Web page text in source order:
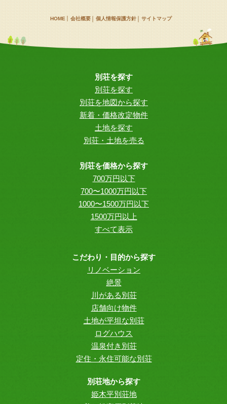
HOME 会社概要 個人情報保護方針 サイトマップ
別荘を探す
別荘を探す
別荘を地図から探す
新着・価格改定物件
土地を探す
別荘・土地を売る
別荘を価格から探す
700万円以下
700〜1000万円以下
1000〜1500万円以下
1500万円以上
すべて表示
こだわり・目的から探す
リノベーション
絶景
川がある別荘
店舗向け物件
土地が平坦な別荘
ログハウス
温泉付き別荘
定住・永住可能な別荘
別荘地から探す
姫木平別荘地